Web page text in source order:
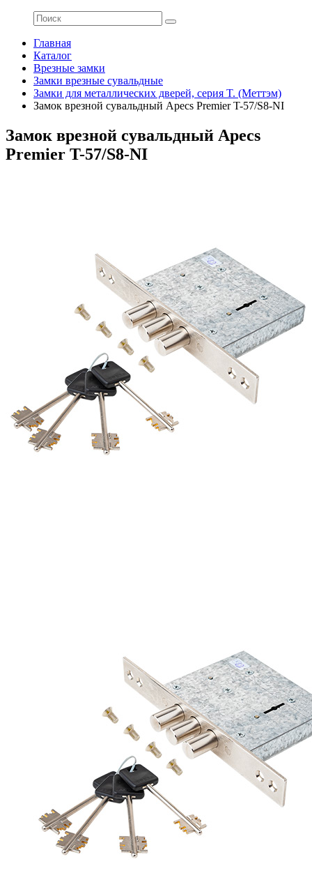
Главная
Каталог
Врезные замки
Замки врезные сувальдные
Замки для металлических дверей, cерия T. (Меттэм)
Замок врезной сувальдный Apecs Premier T-57/S8-NI
Замок врезной сувальдный Apecs
Premier T-57/S8-NI